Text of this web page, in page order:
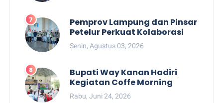
Pemprov Lampung dan Pinsar
Petelur Perkuat Kolaborasi
Senin, Agustus 03, 2026
Bupati Way Kanan Hadiri
Kegiatan Coffe Morning
Rabu, Juni 24, 2026